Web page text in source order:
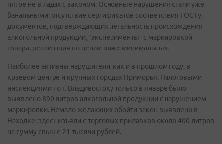
пятое не в ладах с законом. Основные нарушения стали уже
банальными: отсутствие сертификатов соответствия ГОСТу,
документов, подтверждающих легальность происхождения
алкогольной продукции, “эксперименты” с маркировкой
товара, реализация по ценам ниже минимальных.
Наиболее активны нарушители, как и в прошлом году, в
краевом центре и крупных городах Приморья. Налоговыми
инспекциями по г. Владивостоку только в январе было
выявлено 890 литров алкогольной продукции с нарушением
маркировки. Немало желающих обойти закон выявлено в
Находке: здесь изъяли с торговых прилавков около 400 литров
на сумму свыше 21 тысячи рублей.